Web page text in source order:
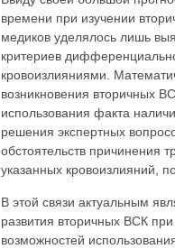
времени при изучении
медиков уделялось лишь
критериев
кровоизлияниями.
возникновения вторичных
использования факта
решения экспертных
обстоятельств причинения
указанных кровоизлияний,
В этой связи актуальным
развития вторичных ВСК
возможностей